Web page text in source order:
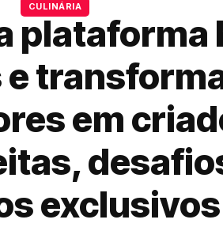
CULINÁRIA
plataforma
e
em
exclusivos